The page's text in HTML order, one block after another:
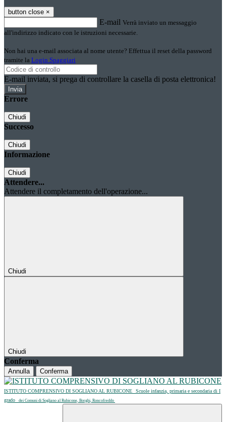
button close ×
E-mail Verrà inviato un messaggio
all'indirizzo indicato con le istruzioni necessarie.
Non hai una e-mail associata al nome utente? Effettua il reset della password
tramite la Login Spaggiari
E-mail inviata, si prega di controllare la casella di posta elettronica!
Errore
Chiudi
Successo
Chiudi
Informazione
Chiudi
Attendere...
Attendere il completamento dell'operazione...
Chiudi
Chiudi
Conferma
Annulla Conferma
ISTITUTO COMPRENSIVO DI SOGLIANO AL RUBICONE
Scuole infanzia, primaria e secondaria di I
grado
dei Comuni di Sogliano al Rubicone, Borghi, Roncofreddo